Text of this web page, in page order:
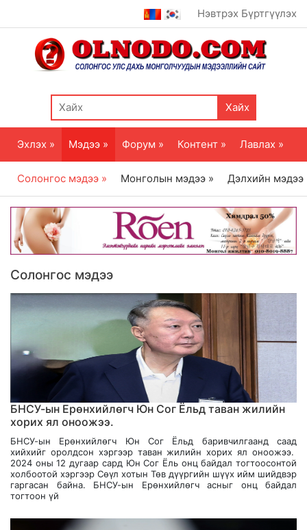
Нэвтрэх Бүртгүүлэх
Хайх
Эхлэх » Мэдээ » Форум » Контент » Лавлах »
Солонгос мэдээ » Монголын мэдээ » Дэлхийн мэдээ
Солонгос мэдээ
БНСУ-ын Ерөнхийлөгч Юн Сог Ёльд таван жилийн
хорих ял оноожээ.
БНСУ-ын Ерөнхийлөгч Юн Сог Ёльд баривчилгаанд саад
хийхийг оролдсон хэргээр таван жилийн хорих ял оноожээ.
2024 оны 12 дугаар сард Юн Сог Ёль онц байдал тогтоосонтой
холбоотой хэргээр Сөүл хотын Төв дүүргийн шүүх ийм шийдвэр
гаргасан байна. БНСУ-ын Ерөнхийлөгч асныг онц байдал
тогтоон үй